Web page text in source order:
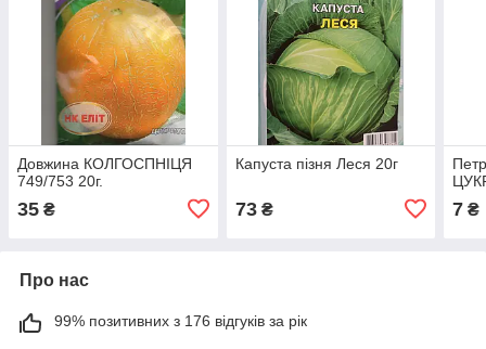
Довжина КОЛГОСПНІЦЯ
749/753 20г.
35 ₴
Капуста пізня Леся 20г
73₴ 7 ₴
Про нас
99% позитивних з 176 відгуків за рік